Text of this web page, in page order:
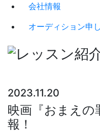
会社情報
オーディション申
2023.11.20
映画『おまえの
報！